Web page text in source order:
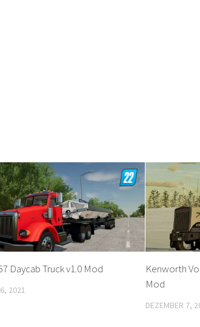
Daycab Truck v1.0 Mod
2021
Kenworth
Mod
DEZEMBER 7,